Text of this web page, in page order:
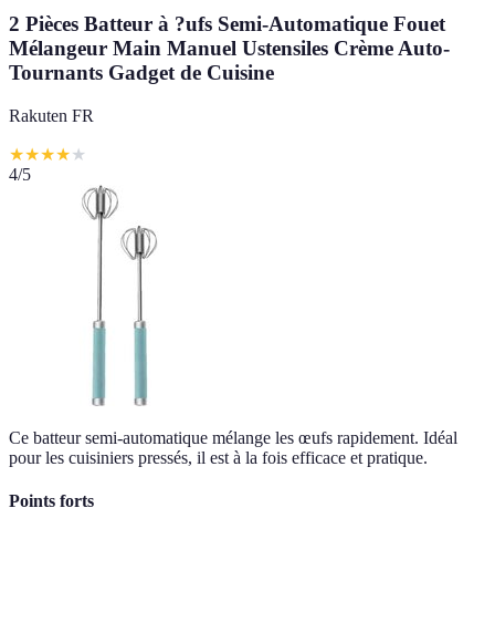
2 Pièces Batteur à ?ufs Semi-Automatique Fouet
Mélangeur Main Manuel Ustensiles Crème Auto-
Tournants Gadget de Cuisine
Rakuten FR
★★★★★
4/5
Ce batteur semi-automatique mélange les œufs rapidement. Idéal
pour les cuisiniers pressés, il est à la fois efficace et pratique.
Points forts